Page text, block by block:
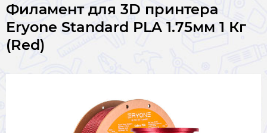
Филамент для 3D принтера
Eryone Standard PLA 1.75мм 1 Кг
(Red)